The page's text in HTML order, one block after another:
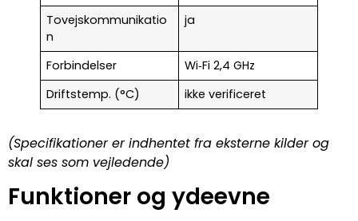
Tovejskommunikatio
n
ja
Forbindelser
Wi‑Fi 2,4 GHz
Driftstemp. (°C)
ikke verificeret
(Specifikationer er indhentet fra eksterne kilder og
skal ses som vejledende)
Funktioner og ydeevne